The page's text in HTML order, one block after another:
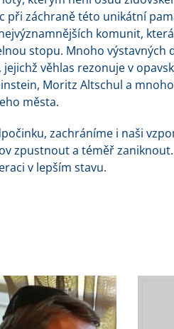
záchraně této unikátní
komunit, která
stopu. Mnoho výstavných
věhlas rezonuje v
Moritz Altschul a
města.
zachráníme i naši
zpustnout a téměř zaniknout.
v lepším stavu.